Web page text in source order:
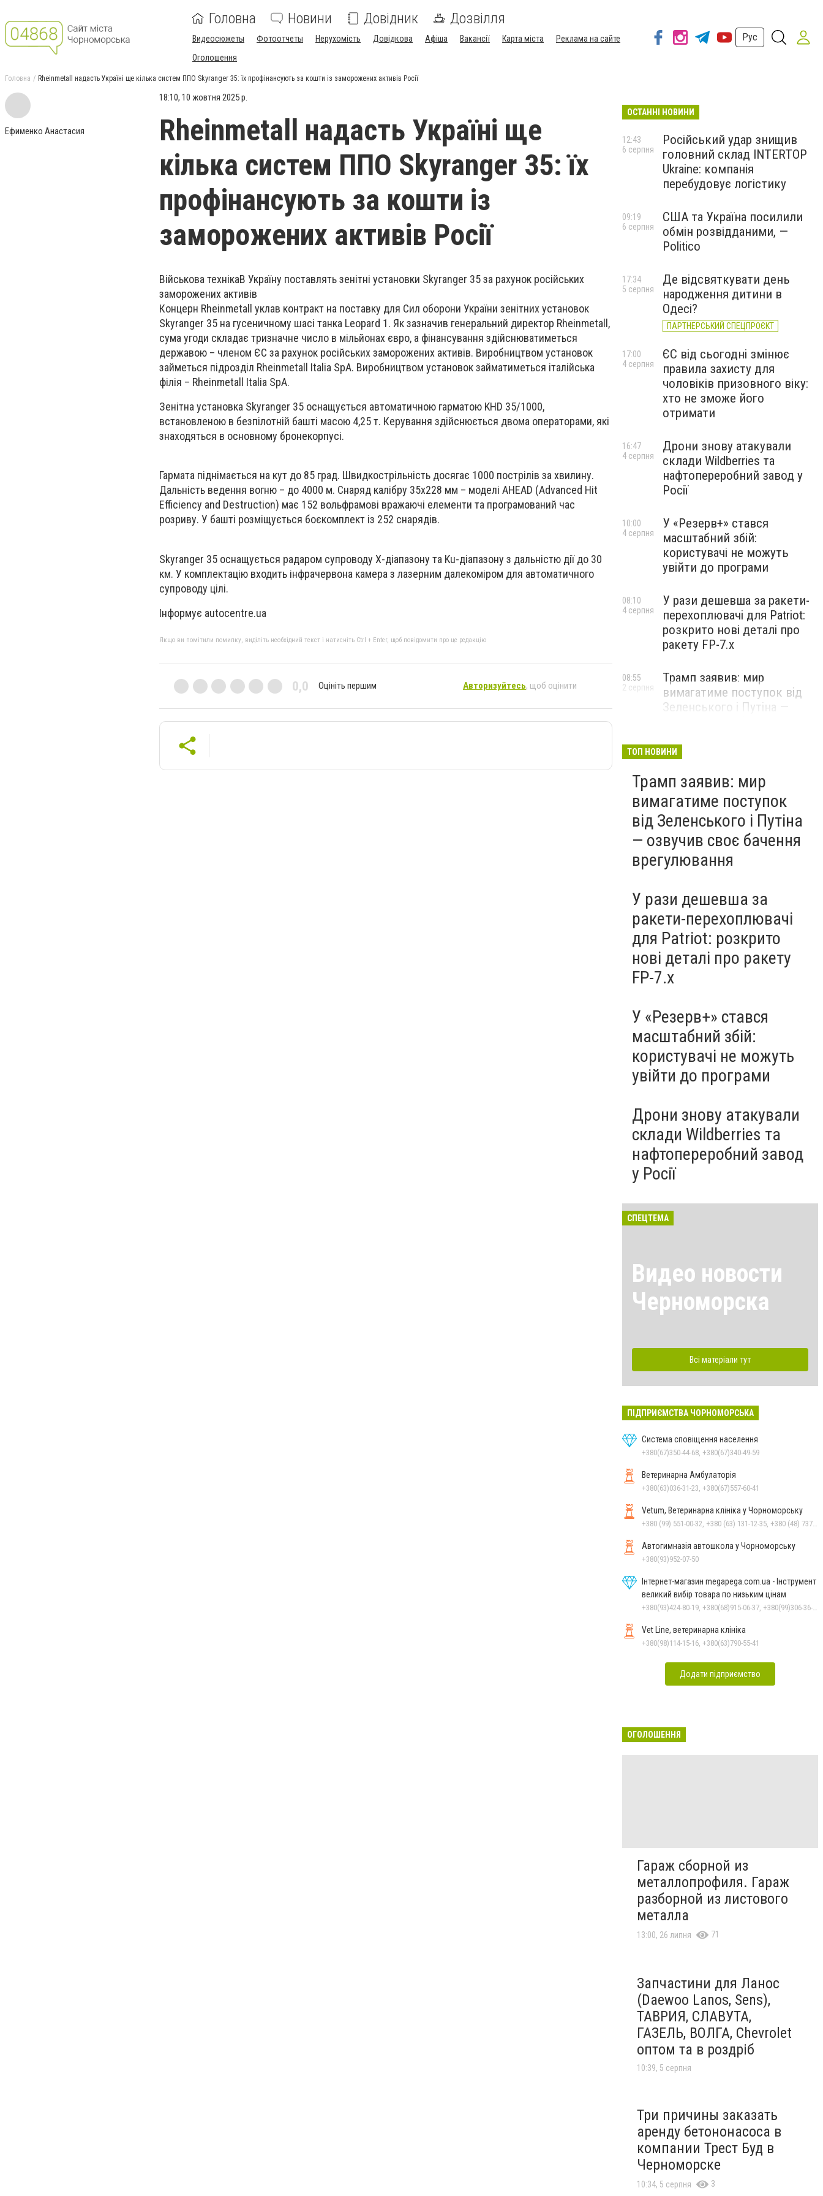
Головна Новини Довідник Дозвілля
Видеосюжеты Фотоотчеты Нерухомість Довідкова Афіша Вакансії Карта міста
Реклама на сайте
Оголошення
Рус
Головна Rheinmetall надасть Україні ще кілька систем ППО Skyranger 35: їх профінансують за кошти із заморожених активів Росії
Ефименко Анастасия
18:10, 10 жовтня 2025 р.
Rheinmetall надасть Україні ще
кілька систем ППО Skyranger 35: їх
профінансують за кошти із
заморожених активів Росії
Військова технікаВ Україну поставлять зенітні установки Skyranger 35 за рахунок російських
заморожених активів
Концерн Rheinmetall уклав контракт на поставку для Сил оборони України зенітних установок
Skyranger 35 на гусеничному шасі танка Leopard 1. Як зазначив генеральний директор Rheinmetall,
сума угоди складає тризначне число в мільйонах євро, а фінансування здійснюватиметься
державою – членом ЄС за рахунок російських заморожених активів. Виробництвом установок
займеться підрозділ Rheinmetall Italia SpA. Виробництвом установок займатиметься італійська
філія – Rheinmetall Italia SpA.
Зенітна установка Skyranger 35 оснащується автоматичною гарматою KHD 35/1000,
встановленою в безпілотній башті масою 4,25 т. Керування здійснюється двома операторами, які
знаходяться в основному бронекорпусі.
Гармата піднімається на кут до 85 град. Швидкострільність досягає 1000 пострілів за хвилину.
Дальність ведення вогню – до 4000 м. Снаряд калібру 35х228 мм – моделі AHEAD (Advanced Hit
Efficiency and Destruction) має 152 вольфрамові вражаючі елементи та програмований час
розриву. У башті розміщується боєкомплект із 252 снарядів.
Skyranger 35 оснащується радаром супроводу X-діапазону та Ku-діапазону з дальністю дії до 30
км. У комплектацію входить інфрачервона камера з лазерним далекоміром для автоматичного
супроводу цілі.
Інформує autocentre.ua
Якщо ви помітили помилку, виділіть необхідний текст і натисніть Ctrl + Enter, щоб повідомити про це редакцію
0,0 Оцініть першим Авторизуйтесь, щоб оцінити
ОСТАННІ НОВИНИ
Російський удар знищив
головний склад INTERTOP
Ukraine: компанія
перебудовує логістику
12:43
6 серпня
США та Україна посилили
обмін розвідданими, —
Politico
09:19
6 серпня
Де відсвяткувати день
народження дитини в
Одесі?
ПАРТНЕРСЬКИЙ СПЕЦПРОЄКТ
17:34
5 серпня
ЄС від сьогодні змінює
правила захисту для
чоловіків призовного віку:
хто не зможе його
отримати
17:00
4 серпня
Дрони знову атакували
склади Wildberries та
нафтопереробний завод у
Росії
16:47
4 серпня
У «Резерв+» стався
масштабний збій:
користувачі не можуть
увійти до програми
10:00
4 серпня
У рази дешевша за ракети-
перехоплювачі для Patriot:
розкрито нові деталі про
ракету FP-7.x
08:10
4 серпня
Трамп заявив: мир
вимагатиме поступок від
Зеленського і Путіна —
08:55
2 серпня
ТОП НОВИНИ
Трамп заявив: мир
вимагатиме поступок
від Зеленського і Путіна
— озвучив своє бачення
врегулювання
У рази дешевша за
ракети-перехоплювачі
для Patriot: розкрито
нові деталі про ракету
FP-7.x
У «Резерв+» стався
масштабний збій:
користувачі не можуть
увійти до програми
Дрони знову атакували
склади Wildberries та
нафтопереробний завод
у Росії
СПЕЦТЕМА
Видео новости
Черноморска
Всі матеріали тут
ПІДПРИЄМСТВА ЧОРНОМОРСЬКА
Система сповіщення населення
+380(67)350-44-68, +380(67)340-49-59
Ветеринарна Амбулаторія
+380(63)036-31-23, +380(67)557-60-41
Vetum, Ветеринарна клініка у Чорноморську
Автогимназія автошкола у Чорноморську
+380(93)952-07-50
Інтернет-магазин megapega.com.ua - Інструмент
великий вибір товара по низьким цінам
Vet Line, ветеринарна клініка
+380(98)114-15-16, +380(63)790-55-41
Додати підприємство
ОГОЛОШЕННЯ
Гараж сборной из
металлопрофиля. Гараж
разборной из листового
металла
13:00, 26 липня 71
Запчастини для Ланос
(Daewoo Lanos, Sens),
ТАВРИЯ, СЛАВУТА,
ГАЗЕЛЬ, ВОЛГА, Chevrolet
оптом та в роздріб
10:39, 5 серпня
Три причины заказать
аренду бетононасоса в
компании Трест Буд в
Черноморске
10:34, 5 серпня 3